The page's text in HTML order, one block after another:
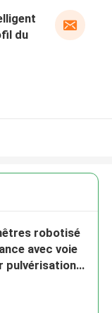
du
robotisé
avec voie
pulvérisation